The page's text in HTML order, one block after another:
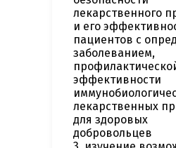
лекарственного
и его
пациентов с
заболеванием,
эффективности
лекарственных
для здоровых
добровольцев